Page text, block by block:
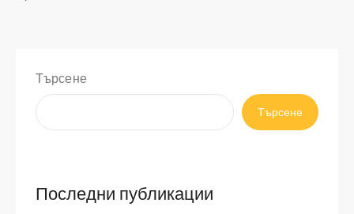
Търсене
Търсене
Последни публикации